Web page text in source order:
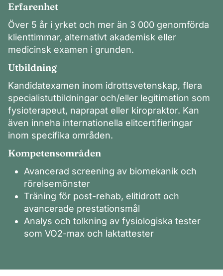
Erfarenhet
Över 5 år i yrket och mer än 3 000 genomförda
klienttimmar, alternativt akademisk eller
medicinsk examen i grunden.
Utbildning
Kandidatexamen inom idrottsvetenskap, flera
specialistutbildningar och/eller legitimation som
fysioterapeut, naprapat eller kiropraktor. Kan
även inneha internationella elitcertifieringar
inom specifika områden.
Kompetensområden
Avancerad screening av biomekanik och
rörelsemönster
Träning för post-rehab, elitidrott och
avancerade prestationsmål
Analys och tolkning av fysiologiska tester
som VO2-max och laktattester